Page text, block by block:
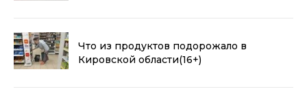
Что из продуктов подорожало в
Кировской области(16+)